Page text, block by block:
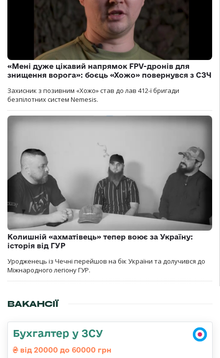
«Мені дуже цікавий напрямок FPV-дронів для
знищення ворога»: боєць «Хожо» повернувся з СЗЧ
Захисник з позивним «Хожо» став до лав 412-ї бригади
безпілотних систем Nemesis.
Колишній «ахматівець» тепер воює за Україну:
історія від ГУР
Уродженець із Чечні перейшов на бік України та долучився до
Міжнародного легіону ГУР.
ВАКАНСІЇ
Бухгалтер у ЗСУ
від 20000 до 60000 грн